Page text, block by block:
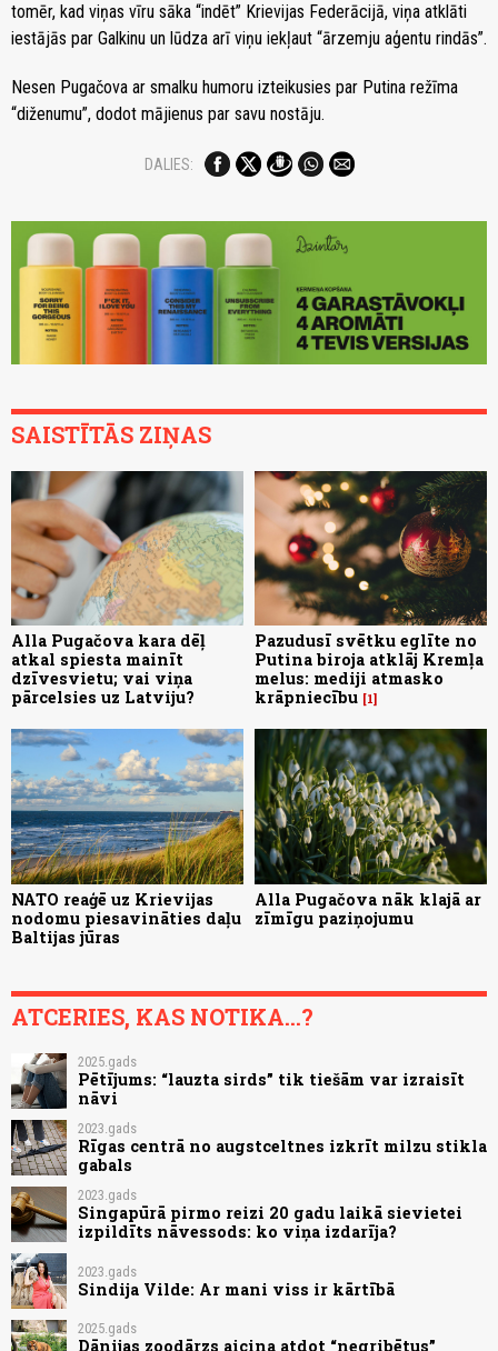
tomēr, kad viņas vīru sāka “indēt” Krievijas Federācijā, viņa atklāti
iestājās par Galkinu un lūdza arī viņu iekļaut “ārzemju aģentu rindās”.
Nesen Pugačova ar smalku humoru izteikusies par Putina režīma
“diženumu”, dodot mājienus par savu nostāju.
DALIES:
SAISTĪTĀS ZIŅAS
Alla Pugačova kara dēļ
atkal spiesta mainīt
dzīvesvietu; vai viņa
pārcelsies uz Latviju?
Pazudusī svētku eglīte no
Putina biroja atklāj Kremļa
melus: mediji atmasko
krāpniecību 1
NATO reaģē uz Krievijas
nodomu piesavināties daļu
Baltijas jūras
Alla Pugačova nāk klajā ar
zīmīgu paziņojumu
ATCERIES, KAS NOTIKA...?
2025.gads
Pētījums: “lauzta sirds” tik tiešām var izraisīt
nāvi
2023.gads
Rīgas centrā no augstceltnes izkrīt milzu stikla
gabals
2023.gads
Singapūrā pirmo reizi 20 gadu laikā sievietei
izpildīts nāvessods: ko viņa izdarīja?
2023.gads
Sindija Vilde: Ar mani viss ir kārtībā
2025.gads
Dānijas zoodārzs aicina atdot “negribētus”